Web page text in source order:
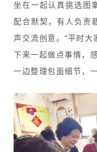
坐在一起认真挑选图
配合默契，有人负责
声交流创意。“平时
下来一起做点事情，
一边整理包面细节，